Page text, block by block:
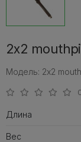
2x2
Модель: 2x2
Длина
Вес